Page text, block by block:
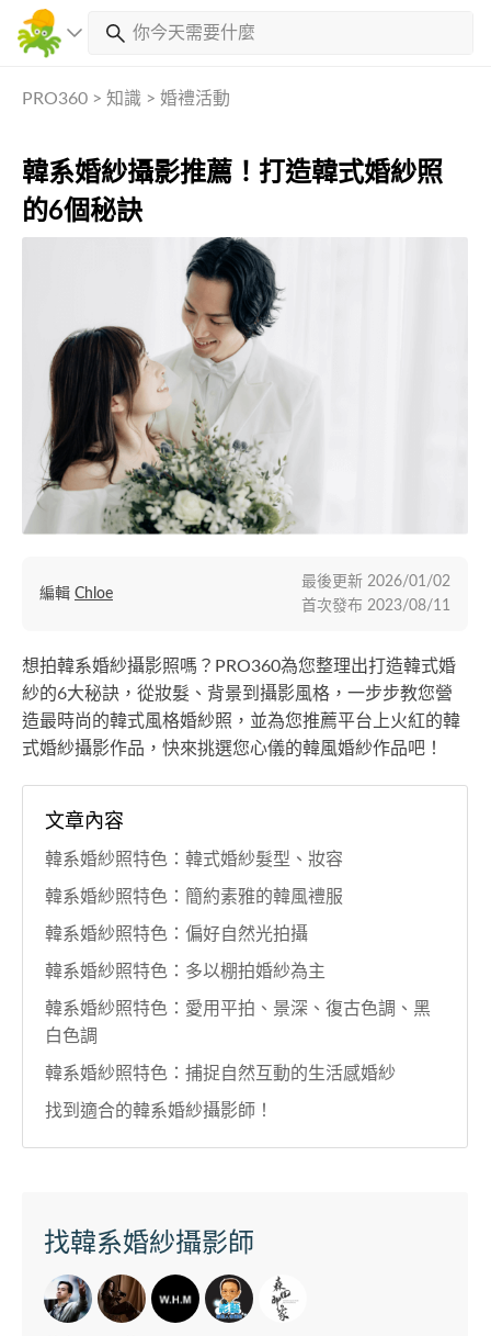
PRO360 > 知識 > 婚禮活動
韓系婚紗攝影推薦！打造韓式婚紗照
的6個秘訣
想拍韓系婚紗攝影照嗎？PRO360為您整理出打造韓式婚
紗的6大秘訣，從妝髮、背景到攝影風格，一步步教您營
造最時尚的韓式風格婚紗照，並為您推薦平台上火紅的韓
式婚紗攝影作品，快來挑選您心儀的韓風婚紗作品吧！
編輯 Chloe
最後更新 2026/01/02
首次發布 2023/08/11
文章內容
韓系婚紗照特色：韓式婚紗髮型、妝容
韓系婚紗照特色：簡約素雅的韓風禮服
韓系婚紗照特色：偏好自然光拍攝
韓系婚紗照特色：多以棚拍婚紗為主
韓系婚紗照特色：愛用平拍、景深、復古色調、黑
白色調
韓系婚紗照特色：捕捉自然互動的生活感婚紗
找到適合的韓系婚紗攝影師！
找韓系婚紗攝影師